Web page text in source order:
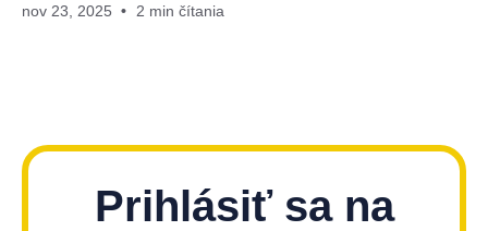
nov 23, 2025 2 min čítania
Prihlásiť sa na